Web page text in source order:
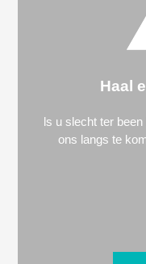
Haal
ls u slecht ter
ons langs te